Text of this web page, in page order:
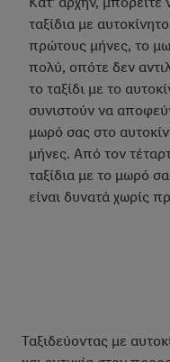
ταξίδια με
πρώτους μήνες, το
πολύ, οπότε δεν
το ταξίδι με το
συνιστούν να
μωρό σας στο
μήνες. Από τον
ταξίδια με το μωρό
είναι δυνατά χωρίς
Ταξιδεύοντας με